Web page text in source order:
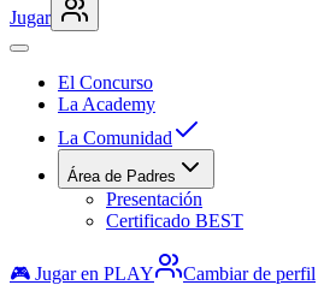
Jugar
El Concurso
La Academy
La Comunidad
Área de Padres
Presentación
Certificado BEST
🎮 Jugar en PLAY
Cambiar de perfil